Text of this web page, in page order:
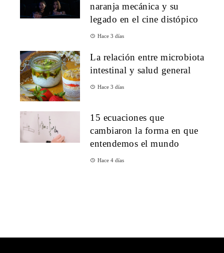
naranja mecánica y su
legado en el cine distópico
Hace 3 días
La relación entre microbiota
intestinal y salud general
Hace 3 días
15 ecuaciones que
cambiaron la forma en que
entendemos el mundo
Hace 4 días